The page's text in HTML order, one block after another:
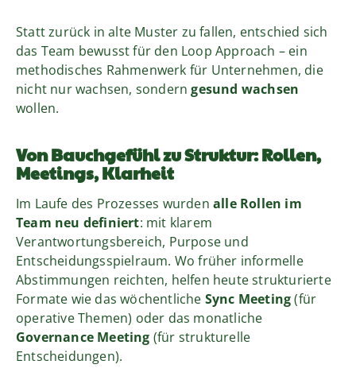
Statt zurück in alte Muster zu fallen, entschied sich
das Team bewusst für den Loop Approach – ein
methodisches Rahmenwerk für Unternehmen, die
nicht nur wachsen, sonderngesund wachsen
wollen.
Von Bauchgefühl zu Struktur: Rollen,
Meetings, Klarheit
Im Laufe des Prozesses wurden alle Rollen im
Team neu definiert: mit klarem
Verantwortungsbereich, Purpose und
Entscheidungsspielraum. Wo früher informelle
Abstimmungen reichten, helfen heute strukturierte
Formate wie das wöchentliche Sync Meeting(für
operative Themen) oder das monatliche
Governance Meeting (für strukturelle
Entscheidungen).